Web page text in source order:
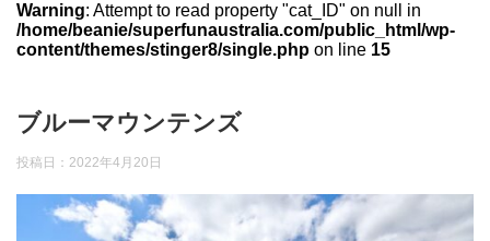
Warning: Attempt to read property "cat_ID" on null in
/home/beanie/superfunaustralia.com/public_html/wp-
content/themes/stinger8/single.php on line 15
ブルーマウンテンズ
投稿日： 2022年4月20日